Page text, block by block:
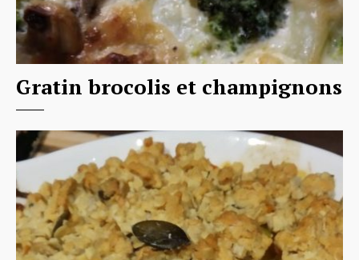
Gratin brocolis et champignons